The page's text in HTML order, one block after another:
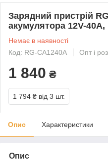
Зарядний пристрій
акумулятора 12V-
Немає в наявності
Код: RG-CA1240A
Опт і
1 840 ₴
1 794 ₴ від 3 шт.
Опис Характеристики
Опис